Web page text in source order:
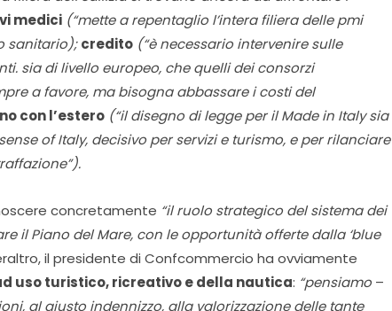
medici (“mette a repentaglio l’intera filiera delle pmi
sanitario); credito (“è necessario intervenire sulle
sia di livello europeo, che quelli dei consorzi
a favore, ma bisogna abbassare i costi del
con l’estero (“il disegno di legge per il Made in Italy sia
of Italy, decisivo per servizi e turismo, e per rilanciare
concretamente “il ruolo strategico del sistema dei
il Piano del Mare, con le opportunità offerte dalla ‘blue
il presidente di Confcommercio ha ovviamente
uso turistico, ricreativo e della nautica: “pensiamo –
al giusto indennizzo, alla valorizzazione delle tante